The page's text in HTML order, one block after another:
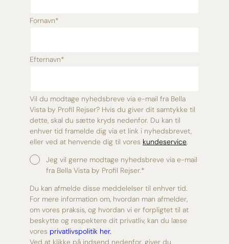
Fornavn*
Efternavn*
Vil du modtage nyhedsbreve via e-mail fra Bella
Vista by Profil Rejser? Hvis du giver dit samtykke til
dette, skal du sætte kryds nedenfor. Du kan til
enhver tid framelde dig via et link i nyhedsbrevet,
eller ved at henvende dig til vores kundeservice.
Jeg vil gerne modtage nyhedsbreve via e-mail
fra Bella Vista by Profil Rejser.*
Du kan afmelde disse meddelelser til enhver tid.
For mere information om, hvordan man afmelder,
om vores praksis, og hvordan vi er forpligtet til at
beskytte og respektere dit privatliv, kan du læse
vores privatlivspolitik her.
Ved at klikke på indsend nedenfor, giver du